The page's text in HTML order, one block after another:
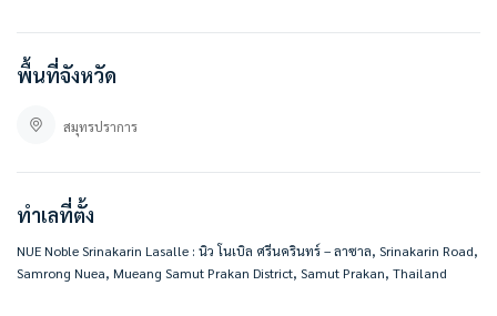
besthomecondocenter.com/contact-us/
ที่ตั้ง :
ถ. ศรีนครินทร์ ตำบล สำโรงเหนือ อำเภอเมืองสมุทรปราการ สมุทรปราการ 10270
#BESTHOMECONDO
พื้นที่จังหวัด
สมุทรปราการ
ทำเลที่ตั้ง
NUE Noble Srinakarin Lasalle : นิว โนเบิล ศรีนครินทร์ – ลาซาล, Srinakarin Road,
Samrong Nuea, Mueang Samut Prakan District, Samut Prakan, Thailand